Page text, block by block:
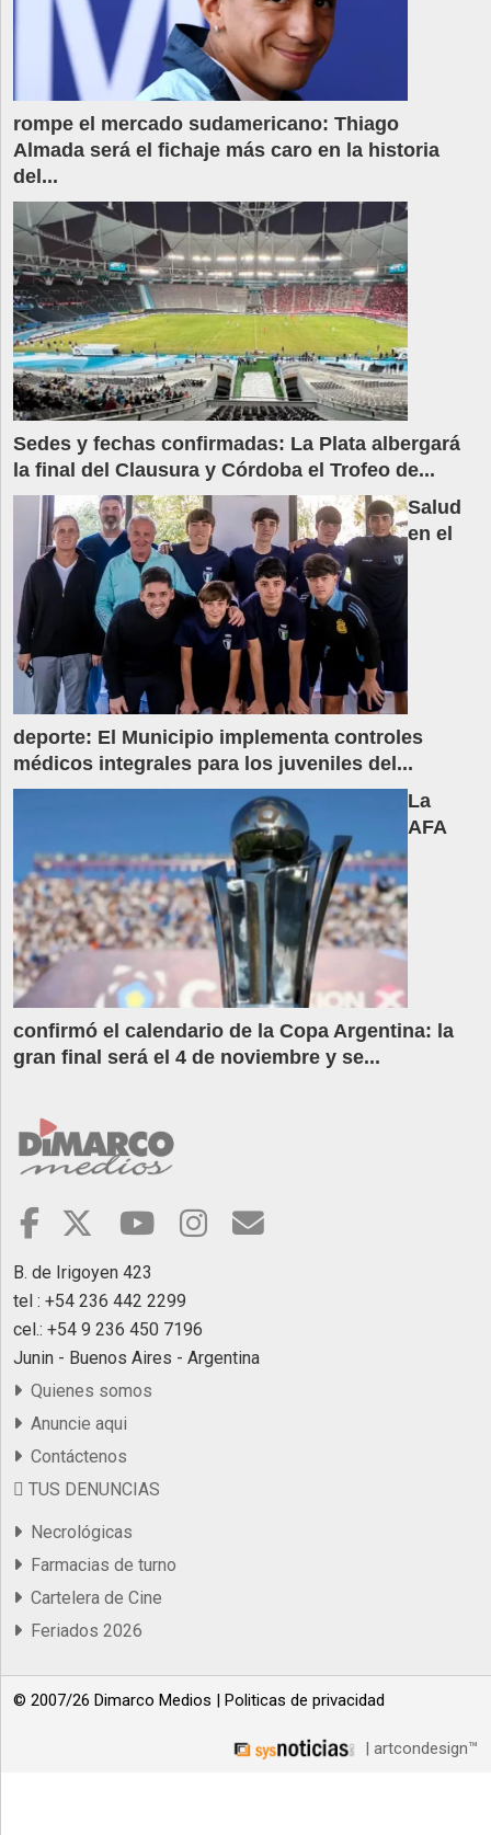
rompe el mercado sudamericano: Thiago
Almada será el fichaje más caro en la historia
del...
Sedes y fechas confirmadas: La Plata albergará
la final del Clausura y Córdoba el Trofeo de...
Salud
en el
deporte: El Municipio implementa controles
médicos integrales para los juveniles del...
La
AFA
confirmó el calendario de la Copa Argentina: la
gran final será el 4 de noviembre y se...
B. de Irigoyen 423
tel : +54 236 442 2299
cel.: +54 9 236 450 7196
Junin - Buenos Aires - Argentina
Quienes somos
Anuncie aqui
Contáctenos
TUS DENUNCIAS
Necrológicas
Farmacias de turno
Cartelera de Cine
Feriados 2026
© 2007/26 Dimarco Medios | Politicas de privacidad
| artcondesign™